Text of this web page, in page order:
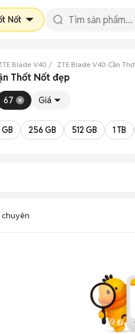
Nốt
Blade V40 ZTE Blade V40 Cần Thơ
Thốt Nốt đẹp
67 Giá
256 GB 512 GB 1 TB
chuyên